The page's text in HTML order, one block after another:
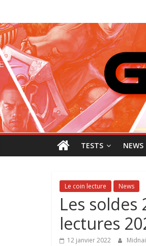
contenu
Tests
et
Actu
des
jeux
vidéo
TESTS NEWS
Le coin lecture News
Les
lectures
12 janvier 2022